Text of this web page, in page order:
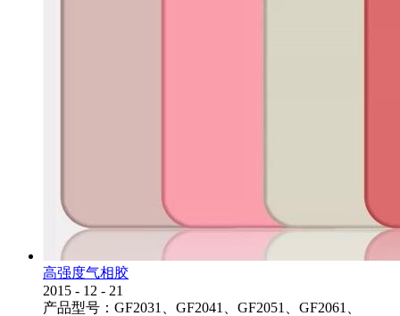
高强度气相胶
2015 - 12 - 21
产品型号：GF2031、GF2041、GF2051、GF2061、